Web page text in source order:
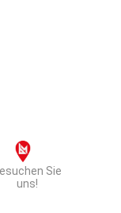
Sie
uns!